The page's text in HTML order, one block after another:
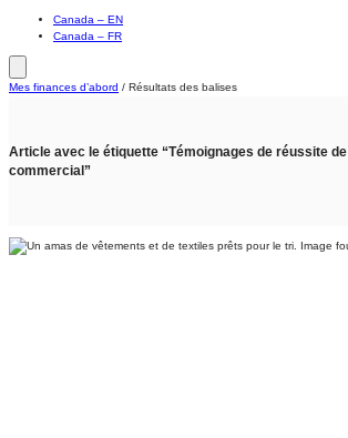
Canada – EN
Canada – FR
Mes finances d’abord / Résultats des balises
Article avec le étiquette “Témoignages de réussite
commercial”